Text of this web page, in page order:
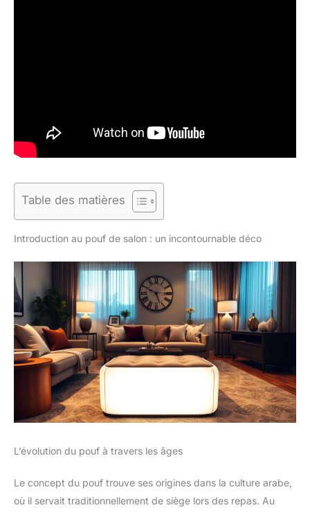
Table des matières
Introduction au pouf de salon : un incontournable déco
L’évolution du pouf à travers les âges
Le concept du pouf trouve ses origines dans la culture arabe,
où il servait traditionnellement de siège lors des repas. Au